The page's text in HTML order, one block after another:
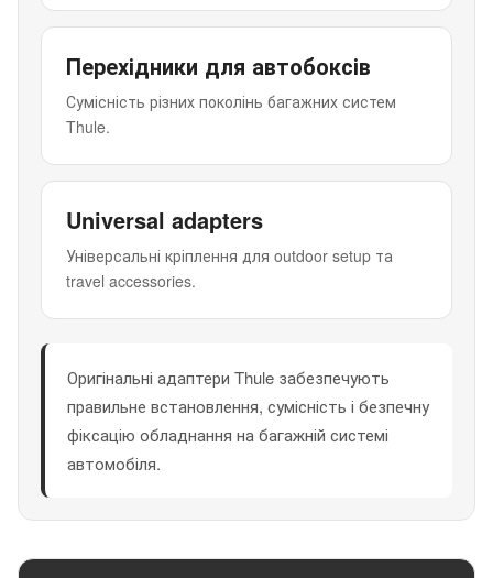
Перехідники для автобоксів
Сумісність різних поколінь багажних систем
Thule.
Universal adapters
Універсальні кріплення для outdoor setup та
travel accessories.
Оригінальні адаптери Thule забезпечують
правильне встановлення, сумісність і безпечну
фіксацію обладнання на багажній системі
автомобіля.